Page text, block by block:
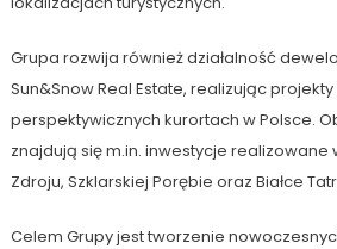
Grupa rozwija również działalność
Sun&Snow Real Estate, realizując
perspektywicznych kurortach w Polsce.
znajdują się m.in. inwestycje
Zdroju, Szklarskiej Porębie oraz Białce
Celem Grupy jest tworzenie